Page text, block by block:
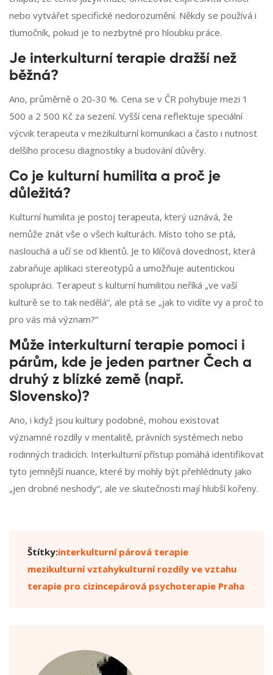
nebo vytvářet specifické nedorozumění. Někdy se používá i
tlumočník, pokud je to nezbytné pro hloubku práce.
Je interkulturní terapie dražší než
běžná?
Ano, průměrně o 20-30 %. Cena se v ČR pohybuje mezi 1
500 a 2 500 Kč za sezení. Vyšší cena reflektuje speciální
výcvik terapeuta v mezikulturní komunikaci a často i nutnost
delšího procesu diagnostiky a budování důvěry.
Co je kulturní humilita a proč je
důležitá?
Kulturní humilita je postoj terapeuta, který uznává, že
nemůže znát vše o všech kulturách. Místo toho se ptá,
naslouchá a učí se od klientů. Je to klíčová dovednost, která
zabraňuje aplikaci stereotypů a umožňuje autentickou
spolupráci. Terapeut s kulturní humilitou neříká „ve vaší
kulturě se to tak nedělá“, ale ptá se „jak to vidíte vy a proč to
pro vás má význam?“
Může interkulturní terapie pomoci i
párům, kde je jeden partner Čech a
druhý z blízké země (např.
Slovensko)?
Ano, i když jsou kultury podobné, mohou existovat
významné rozdíly v mentalitě, právních systémech nebo
rodinných tradicích. Interkulturní přístup pomáhá identifikovat
tyto jemnější nuance, které by mohly být přehlédnuty jako
„jen drobné neshody“, ale ve skutečnosti mají hlubší kořeny.
Štítky:interkulturní párová terapie
mezikulturní vztahykulturní rozdíly ve vztahu
terapie pro cizincepárová psychoterapie Praha